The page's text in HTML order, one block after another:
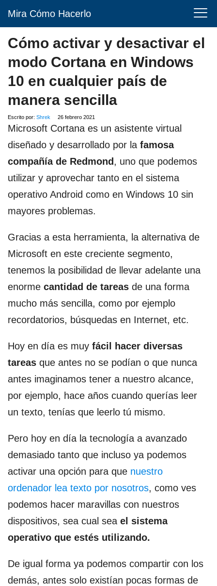
Mira Cómo Hacerlo
Cómo activar y desactivar el
modo Cortana en Windows
10 en cualquier país de
manera sencilla
Escrito por: Shrek 26 febrero 2021
Microsoft Cortana es un asistente virtual
diseñado y desarrollado por la famosa
compañía de Redmond , uno que podemos
utilizar y aprovechar tanto en el sistema
operativo Android como en Windows 10 sin
mayores problemas.
Gracias a esta herramienta, la alternativa de
Microsoft en este creciente segmento,
tenemos la posibilidad de llevar adelante una
enorme cantidad de tareas de una forma
mucho más sencilla, como por ejemplo
recordatorios, búsquedas en Internet, etc.
Hoy en día es muy fácil hacer diversas
tareas que antes no se podían o que nunca
antes imaginamos tener a nuestro alcance,
por ejemplo, hace años cuando querías leer
un texto, tenías que leerlo tú mismo.
Pero hoy en día la tecnología a avanzado
demasiado tanto que incluso ya podemos
activar una opción para que nuestro
ordenador lea texto por nosotros, como ves
podemos hacer maravillas con nuestros
dispositivos, sea cual sea el sistema
operativo que estés utilizando.
De igual forma ya podemos compartir con los
demás, antes solo existían pocas formas de